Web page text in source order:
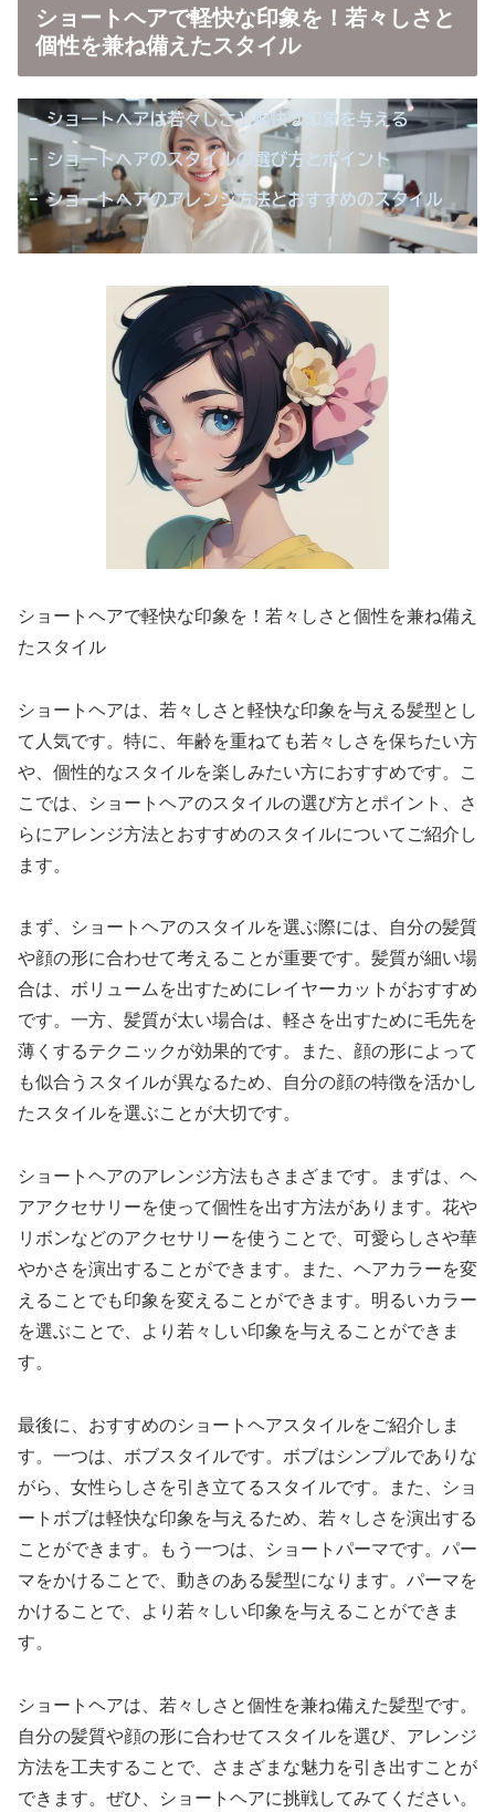
ショートヘアで軽快な印象を！若々しさと
個性を兼ね備えたスタイル
ショートヘアで軽快な印象を！若々しさと個性を兼ね備え
たスタイル
ショートヘアは、若々しさと軽快な印象を与える髪型とし
て人気です。特に、年齢を重ねても若々しさを保ちたい方
や、個性的なスタイルを楽しみたい方におすすめです。こ
こでは、ショートヘアのスタイルの選び方とポイント、さ
らにアレンジ方法とおすすめのスタイルについてご紹介し
ます。
まず、ショートヘアのスタイルを選ぶ際には、自分の髪質
や顔の形に合わせて考えることが重要です。髪質が細い場
合は、ボリュームを出すためにレイヤーカットがおすすめ
です。一方、髪質が太い場合は、軽さを出すために毛先を
薄くするテクニックが効果的です。また、顔の形によって
も似合うスタイルが異なるため、自分の顔の特徴を活かし
たスタイルを選ぶことが大切です。
ショートヘアのアレンジ方法もさまざまです。まずは、ヘ
アアクセサリーを使って個性を出す方法があります。花や
リボンなどのアクセサリーを使うことで、可愛らしさや華
やかさを演出することができます。また、ヘアカラーを変
えることでも印象を変えることができます。明るいカラー
を選ぶことで、より若々しい印象を与えることができま
す。
最後に、おすすめのショートヘアスタイルをご紹介しま
す。一つは、ボブスタイルです。ボブはシンプルでありな
がら、女性らしさを引き立てるスタイルです。また、ショ
ートボブは軽快な印象を与えるため、若々しさを演出する
ことができます。もう一つは、ショートパーマです。パー
マをかけることで、動きのある髪型になります。パーマを
かけることで、より若々しい印象を与えることができま
す。
ショートヘアは、若々しさと個性を兼ね備えた髪型です。
自分の髪質や顔の形に合わせてスタイルを選び、アレンジ
方法を工夫することで、さまざまな魅力を引き出すことが
できます。ぜひ、ショートヘアに挑戦してみてください。